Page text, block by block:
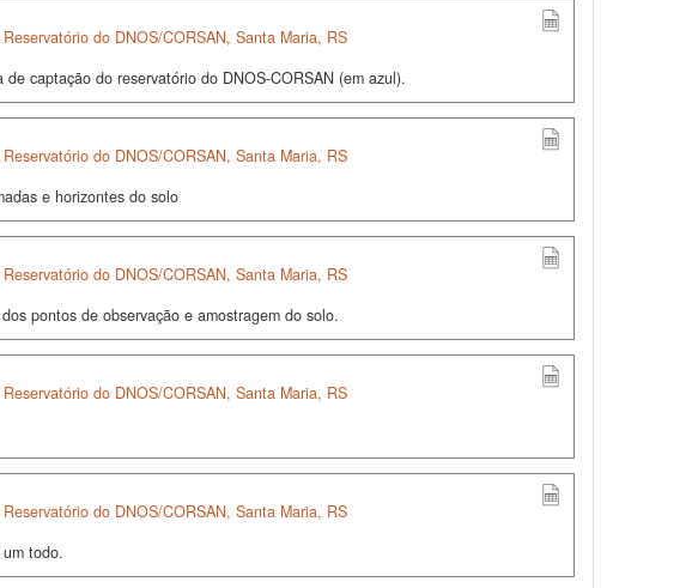
do DNOS/CORSAN, Santa Maria, RS
captação do reservatório do DNOS-CORSAN (em azul).
do DNOS/CORSAN, Santa Maria, RS
e horizontes do solo
do DNOS/CORSAN, Santa Maria, RS
pontos de observação e amostragem do solo.
do DNOS/CORSAN, Santa Maria, RS
do DNOS/CORSAN, Santa Maria, RS
todo.